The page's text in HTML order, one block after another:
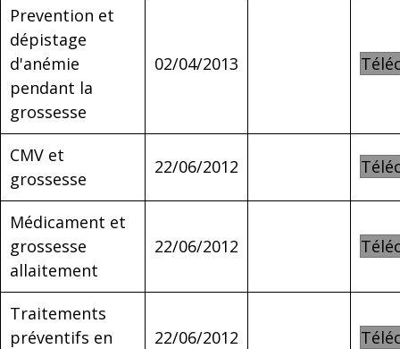
Prevention et
dépistage
d'anémie
pendant la
grossesse
02/04/2013
CMV et
grossesse
22/06/2012
Médicament et
grossesse
allaitement
22/06/2012
Traitements
préventifs en
22/06/2012